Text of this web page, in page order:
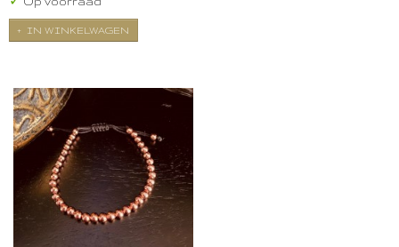
IN WINKELWAGEN